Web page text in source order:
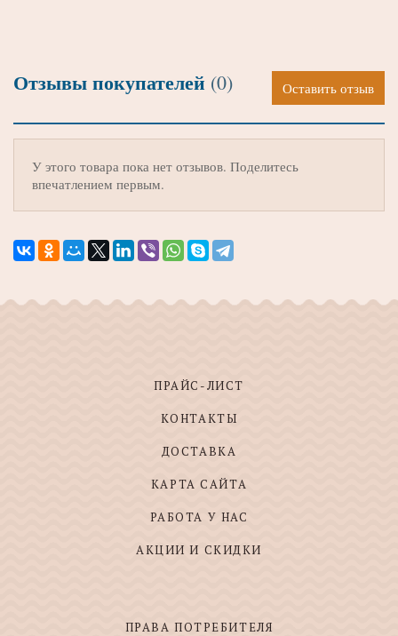
Отзывы покупателей (0) Оставить отзыв
У этого товара пока нет отзывов. Поделитесь
впечатлением первым.
ПРАЙС-ЛИСТ
КОНТАКТЫ
ДОСТАВКА
КАРТА САЙТА
РАБОТА У НАС
АКЦИИ И СКИДКИ
ПРАВА ПОТРЕБИТЕЛЯ